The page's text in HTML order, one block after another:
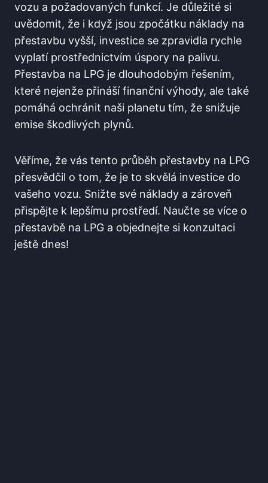
vozu ‌a požadovaných​ funkcí. Je důležité si‌
uvědomit,⁢ že⁢ i když jsou zpočátku náklady na‌
přestavbu⁢ vyšší, ⁤investice se zpravidla rychle⁢
vyplatí prostřednictvím ⁤úspory na palivu.
Přestavba na LPG je dlouhodobým ⁢řešením,
které nejenže‍ přináší finanční výhody, ‍ale také
pomáhá ochránit naši planetu tím, že snižuje
emise ⁣škodlivých‌ plynů.
Věříme, že vás tento průběh přestavby na LPG
přesvědčil ⁤o ⁣tom, ⁢že je to skvělá ⁤investice ‌do
⁤vašeho‍ vozu.⁣ Snižte​ své náklady⁢ a zároveň
⁣přispějte k lepšímu⁤ prostředí. ⁤Naučte ⁤se více o
přestavbě ⁣na LPG a objednejte si konzultaci
‍ještě dnes!